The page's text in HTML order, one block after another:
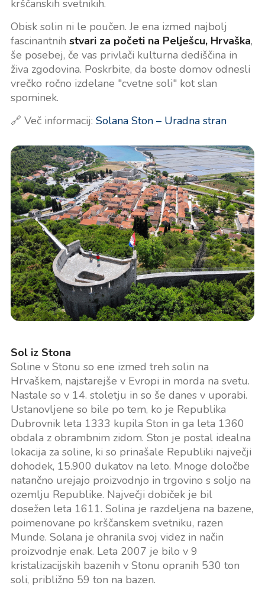
krščanskih svetnikih.
Obisk solin ni le poučen. Je ena izmed najbolj
fascinantnih stvari za početi na Pelješcu, Hrvaška,
še posebej, če vas privlači kulturna dediščina in
živa zgodovina. Poskrbite, da boste domov odnesli
vrečko ročno izdelane "cvetne soli" kot slan
spominek.
🔗 Več informacij: Solana Ston – Uradna stran
Sol iz Stona
Soline v Stonu so ene izmed treh solin na
Hrvaškem, najstarejše v Evropi in morda na svetu.
Nastale so v 14. stoletju in so še danes v uporabi.
Ustanovljene so bile po tem, ko je Republika
Dubrovnik leta 1333 kupila Ston in ga leta 1360
obdala z obrambnim zidom. Ston je postal idealna
lokacija za soline, ki so prinašale Republiki največji
dohodek, 15.900 dukatov na leto. Mnoge določbe
natančno urejajo proizvodnjo in trgovino s soljo na
ozemlju Republike. Največji dobiček je bil
dosežen leta 1611. Solina je razdeljena na bazene,
poimenovane po krščanskem svetniku, razen
Munde. Solana je ohranila svoj videz in način
proizvodnje enak. Leta 2007 je bilo v 9
kristalizacijskih bazenih v Stonu opranih 530 ton
soli, približno 59 ton na bazen.